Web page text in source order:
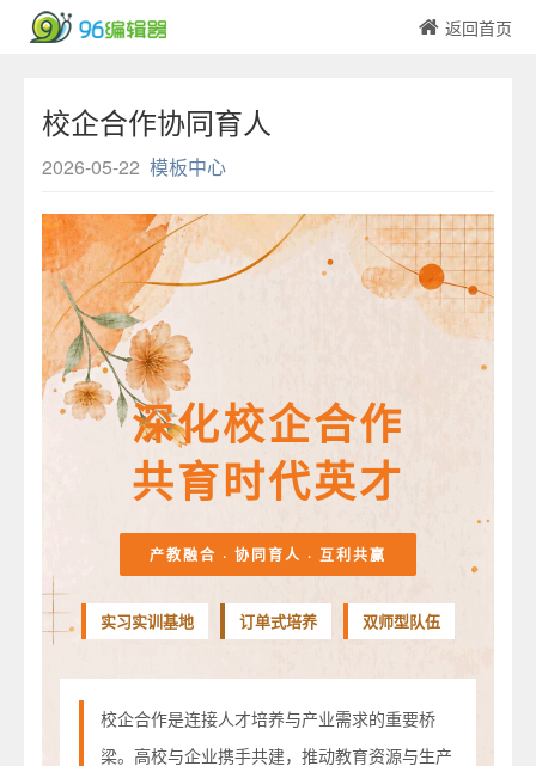
返回首页
校企合作协同育人
2026-05-22 模板中心
深化校企合作
共育时代英才
产教融合 · 协同育人 · 互利共赢
实习实训基地 订单式培养 双师型队伍
校企合作是连接人才培养与产业需求的重要桥
梁。高校与企业携手共建，推动教育资源与生产